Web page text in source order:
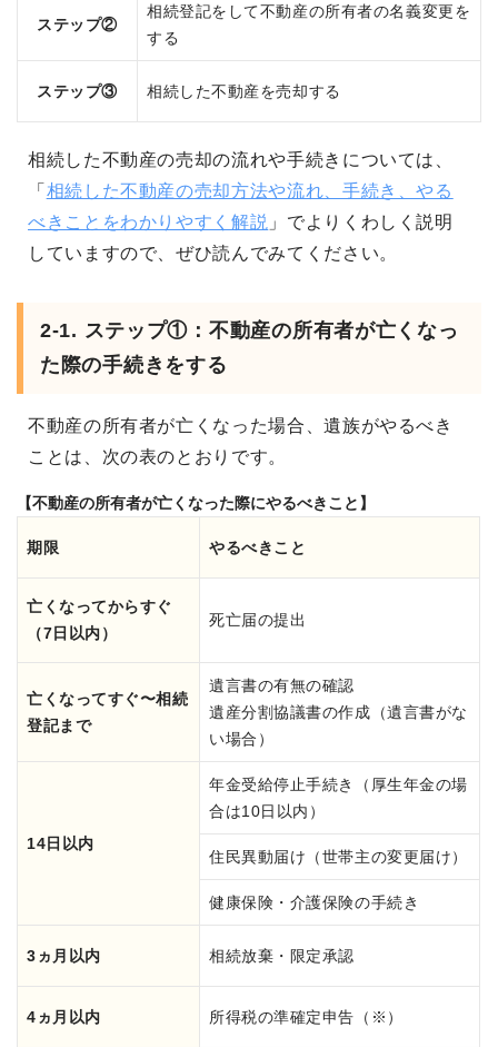
ステップ②
相続登記をして不動産の所有者の名義変更を
する
ステップ③ 相続した不動産を売却する
相続した不動産の売却の流れや手続きについては、
「 相続した不動産の売却方法や流れ、手続き、やる
べきことをわかりやすく解説 」でよりくわしく説明
していますので、ぜひ読んでみてください。
2-1. ステップ①：不動産の所有者が亡くなっ
た際の手続きをする
不動産の所有者が亡くなった場合、遺族がやるべき
ことは、次の表のとおりです。
【不動産の所有者が亡くなった際にやるべきこと】
期限 やるべきこと
亡くなってからすぐ
（7日以内）
死亡届の提出
亡くなってすぐ〜相続
登記まで
遺言書の有無の確認
遺産分割協議書の作成（遺言書がな
い場合）
14日以内
年金受給停止手続き（厚生年金の場
合は10日以内）
住民異動届け（世帯主の変更届け）
健康保険・介護保険の手続き
3ヵ月以内 相続放棄・限定承認
4ヵ月以内 所得税の準確定申告（※）